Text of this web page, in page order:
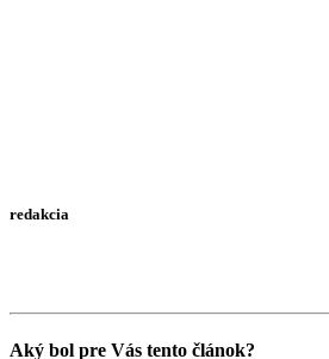
redakcia
Aký bol pre Vás tento článok?